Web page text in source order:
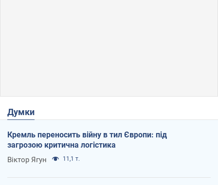
Думки
Кремль переносить війну в тил Європи: під
загрозою критична логістика
Віктор Ягун 11,1 т.